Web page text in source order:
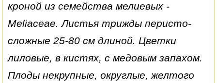
кроной из семейства мелиевых -
Meliaceae. Листья трижды перисто-
сложные 25-80 см длиной. Цветки
лиловые, в кистях, с медовым запахом.
Плоды некрупные, округлые, желтого